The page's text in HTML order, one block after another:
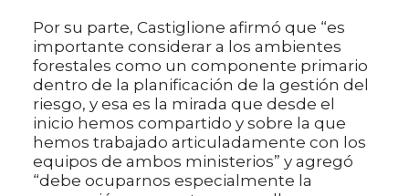
Por su parte, Castiglione afirmó que “es
importante considerar a los ambientes
forestales como un componente primario
dentro de la planificación de la gestión del
riesgo, y esa es la mirada que desde el
inicio hemos compartido y sobre la que
hemos trabajado articuladamente con los
equipos de ambos ministerios” y agregó
“debe ocuparnos especialmente la